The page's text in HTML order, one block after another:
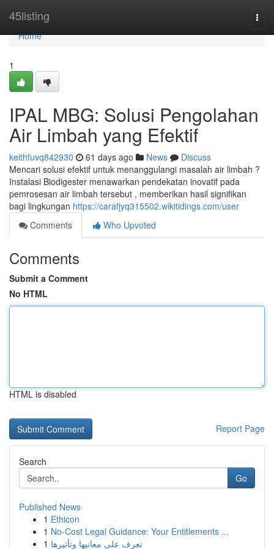
45listing
Home
Home
1
IPAL MBG: Solusi Pengolahan
Air Limbah yang Efektif
keithfuvq842930 61 days ago News
Discuss
Mencari solusi efektif untuk menanggulangi masalah air limbah ?
Instalasi Biodigester menawarkan pendekatan inovatif pada
pemrosesan air limbah tersebut , memberikan hasil signifikan
bagi lingkungan https://carafjyq315502.wikitidings.com/user
Comments
Who Upvoted
Comments
Submit a Comment
No HTML
HTML is disabled
Report Page
Search
Go
Published News
1 Ethicon
1 No-Cost Legal Guidance: Your Entitlements ...
1 تعرف على معانيها وتأثيرها